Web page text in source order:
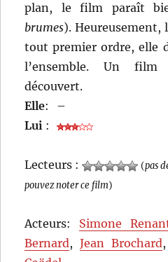
plan, le film paraît
brumes). Heureusement,
tout premier ordre, elle
l’ensemble. Un
découvert.
Elle:
–
Lui :
Lecteurs : (pas
pouvez noter ce film)
Acteurs: Simone
Bernard,Jean Brochard,